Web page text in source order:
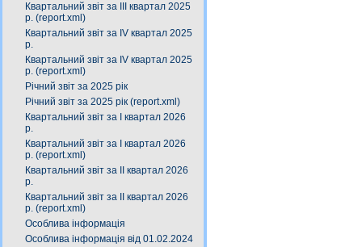
Квартальний звіт за ІІІ квартал 2025
р. (report.xml)
Квартальний звіт за ІV квартал 2025
р.
Квартальний звіт за ІV квартал 2025
р. (report.xml)
Річний звіт за 2025 рік
Річний звіт за 2025 рік (report.xml)
Квартальний звіт за І квартал 2026
р.
Квартальний звіт за І квартал 2026
р. (report.xml)
Квартальний звіт за ІІ квартал 2026
р.
Квартальний звіт за ІІ квартал 2026
р. (report.xml)
Особлива інформація
Особлива інформація від 01.02.2024